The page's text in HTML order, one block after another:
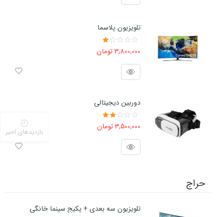
تلویزیون پلاسما
امتیاز
1.00
3,800,000تومان
دوربین دیجیتالی
امتیاز
2.51از
3,500,000تومان
حراج
تلویزیون سه بعدی + پکیج سینما خانگی
بازدیدهای اخیر